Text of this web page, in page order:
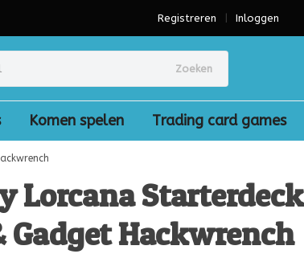
Inloggen
Registreren
Zoeken
Komen spelen Trading card games
Lorcana Starterdeck
Gadget Hackwrench